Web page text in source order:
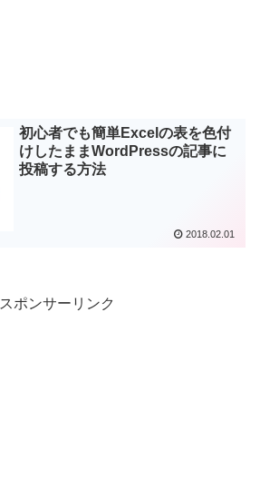
初心者でも簡単Excelの表を色付
けしたままWordPressの記事に
投稿する方法
2018.02.01
スポンサーリンク